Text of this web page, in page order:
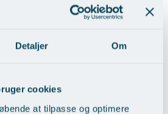
Detaljer Om
cookies
at tilpasse og optimere